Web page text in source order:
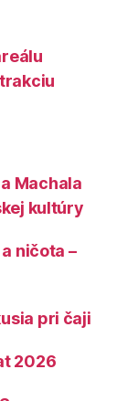
Machala
kultúry
ničota –
pri čaji
2026